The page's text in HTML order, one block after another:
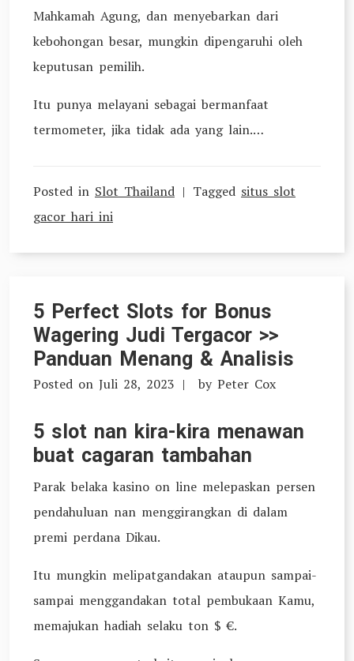
Mahkamah Agung, dan menyebarkan dari
kebohongan besar, mungkin dipengaruhi oleh
keputusan pemilih.
Itu punya melayani sebagai bermanfaat
termometer, jika tidak ada yang lain.…
Posted in Slot Thailand Tagged situs slot
gacor hari ini
5 Perfect Slots for Bonus
Wagering Judi Tergacor >>
Panduan Menang & Analisis
Posted on Juli 28, 2023 by Peter Cox
5 slot nan kira-kira menawan
buat cagaran tambahan
Parak belaka kasino on line melepaskan persen
pendahuluan nan menggirangkan di dalam
premi perdana Dikau.
Itu mungkin melipatgandakan ataupun sampai-
sampai menggandakan total pembukaan Kamu,
memajukan hadiah selaku ton $ €.